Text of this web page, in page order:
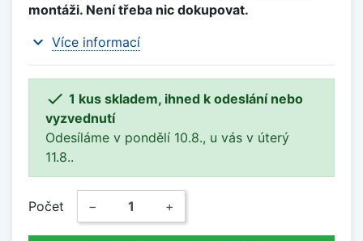
montáži. Není třeba nic dokupovat.
expand_more Více informací
 1 kus skladem, ihned k odeslání nebo
vyzvednutí
Odesíláme v pondělí 10.8., u vás v úterý
11.8..
Počet − +